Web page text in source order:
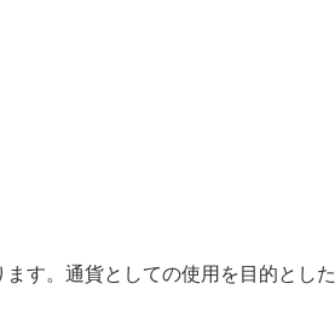
す。通貨としての使用を目的とした